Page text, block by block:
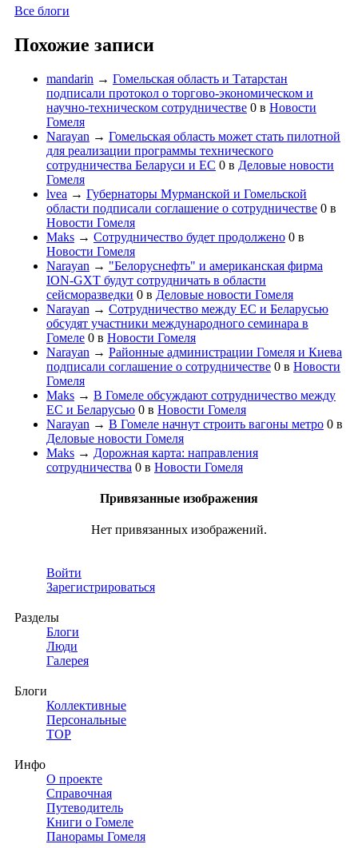
Все блоги
Похожие записи
mandarin → Гомельская область и Татарстан
подписали протокол о торгово-экономическом и
научно-техническом сотрудничестве 0 в Новости
Гомеля
Narayan → Гомельская область может стать пилотной
для реализации программы технического
сотрудничества Беларуси и ЕС 0 в Деловые новости
Гомеля
lvea → Губернаторы Мурманской и Гомельской
области подписали соглашение о сотрудничестве 0 в
Новости Гомеля
Maks → Сотрудничество будет продолжено 0 в
Новости Гомеля
Narayan → "Белоруснефть" и американская фирма
ION-GXT будут сотрудничать в области
сейсморазведки 0 в Деловые новости Гомеля
Narayan → Сотрудничество между ЕС и Беларусью
обсудят участники международного семинара в
Гомеле 0 в Новости Гомеля
Narayan → Районные администрации Гомеля и Киева
подписали соглашение о сотрудничестве 0 в Новости
Гомеля
Maks → В Гомеле обсуждают сотрудничество между
ЕС и Беларусью 0 в Новости Гомеля
Narayan → В Гомеле начнут строить вагоны метро 0 в
Деловые новости Гомеля
Maks → Дорожная карта: направления
сотрудничества 0 в Новости Гомеля
Привязанные изображения
Нет привязанных изображений.
Войти
Зарегистрироваться
Разделы
Блоги
Люди
Галерея
Блоги
Коллективные
Персональные
TOP
Инфо
О проекте
Справочная
Путеводитель
Книги о Гомеле
Панорамы Гомеля